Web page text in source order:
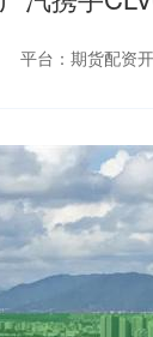
平台：期货配资